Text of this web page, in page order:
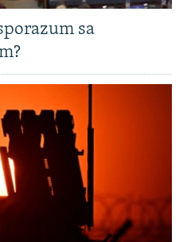
sa